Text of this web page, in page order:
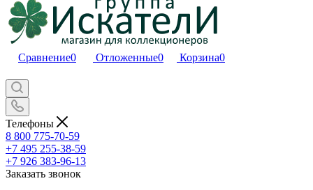
Сравнение0 Отложенные0 Корзина0
Телефоны
8 800 775-70-59
+7 495 255-38-59
+7 926 383-96-13
Заказать звонок